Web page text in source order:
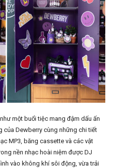
một buổi tiệc mang đậm dấu ấn
của Dewberry cùng những chi tiết
MP3, băng cassette và các vật
nền nhạc hoài niệm được DJ
vào không khí sôi động, vừa trải